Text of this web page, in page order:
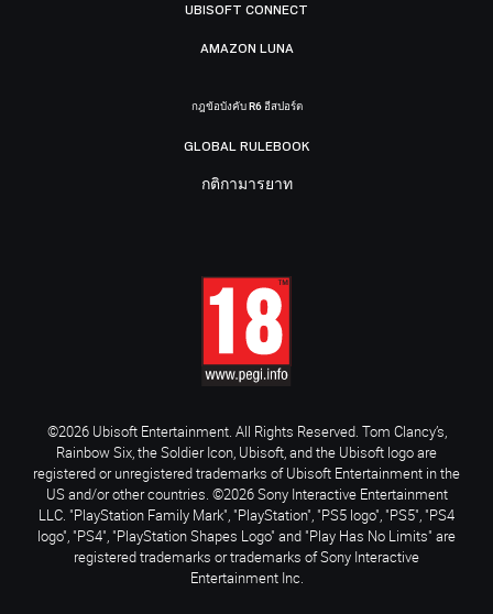
UBISOFT CONNECT
AMAZON LUNA
กฎข้อบังคับ R6 อีสปอร์ต
GLOBAL RULEBOOK
กติกามารยาท
©2026 Ubisoft Entertainment. All Rights Reserved. Tom Clancy’s,
Rainbow Six, the Soldier Icon, Ubisoft, and the Ubisoft logo are
registered or unregistered trademarks of Ubisoft Entertainment in the
US and/or other countries. ©2026 Sony Interactive Entertainment
LLC. "PlayStation Family Mark", "PlayStation", "PS5 logo", "PS5", "PS4
logo", "PS4", "PlayStation Shapes Logo" and "Play Has No Limits" are
registered trademarks or trademarks of Sony Interactive
Entertainment Inc.